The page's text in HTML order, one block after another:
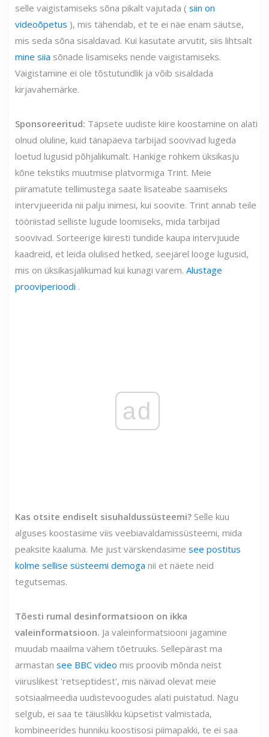
selle vaigistamiseks sõna pikalt vajutada ( siin on
videoõpetus ), mis tähendab, et te ei näe enam säutse,
mis seda sõna sisaldavad. Kui kasutate arvutit, siis lihtsalt
mine siia sõnade lisamiseks nende vaigistamiseks.
Vaigistamine ei ole tõstutundlik ja võib sisaldada
kirjavahemärke.
Sponsoreeritud: Täpsete uudiste kiire koostamine on alati
olnud oluline, kuid tänapäeva tarbijad soovivad lugeda
loetud lugusid põhjalikumalt. Hankige rohkem üksikasju
kõne tekstiks muutmise platvormiga Trint. Meie
piiramatute tellimustega saate lisateabe saamiseks
intervjueerida nii palju inimesi, kui soovite. Trint annab teile
tööriistad selliste lugude loomiseks, mida tarbijad
soovivad. Sorteerige kiiresti tundide kaupa intervjuude
kaadreid, et leida olulised hetked, seejärel looge lugusid,
mis on üksikasjalikumad kui kunagi varem. Alustage
prooviperioodi .
ad
Kas otsite endiselt sisuhaldussüsteemi? Selle kuu
alguses koostasime viis veebiavaldamissüsteemi, mida
peaksite kaaluma. Me just värskendasime see postitus
kolme sellise süsteemi demoga nii et näete neid
tegutsemas.
Tõesti rumal desinformatsioon on ikka
valeinformatsioon. Ja valeinformatsiooni jagamine
muudab maailma vähem tõetruuks. Sellepärast ma
armastan see BBC video mis proovib mõnda neist
viiruslikest 'retseptidest', mis näivad olevat meie
sotsiaalmeedia uudistevoogudes alati puistatud. Nagu
selgub, ei saa te täiuslikku küpsetist valmistada,
kombineerides hunniku koostisosi piimapakki, te ei saa